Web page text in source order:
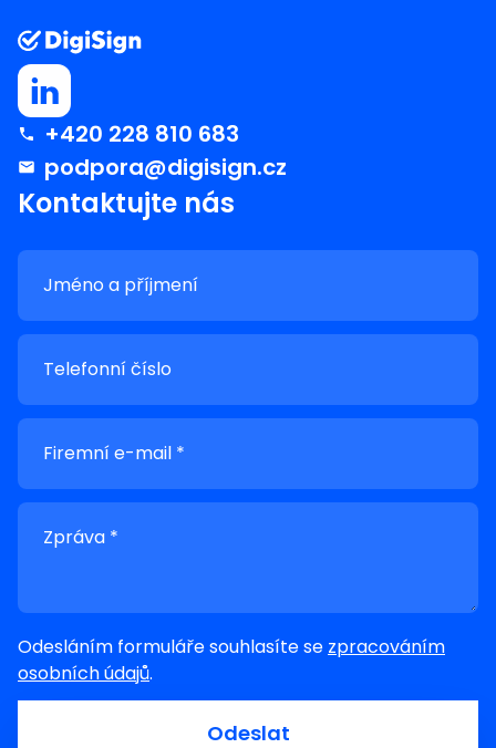
+420 228 810 683
podpora@digisign.cz
Kontaktujte nás
Jméno a příjmení
Telefonní číslo
Firemní e-mail *
Zpráva *
Odesláním formuláře souhlasíte se zpracováním
osobních údajů.
Odeslat